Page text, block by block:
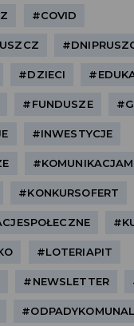
#COVID
#DZIECI
#FUNDUSZE
#INWESTYCJE
#KONKURSOFERT
#LOTERIAPIT
#NEWSLETTER